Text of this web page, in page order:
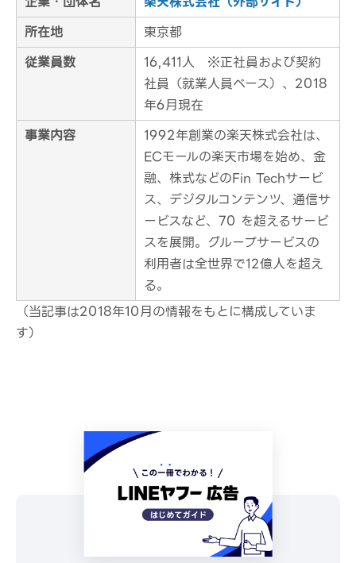
所在地
東京都
従業員数
16,411人 ※正社員および契約
社員（就業人員ベース）、2018
年6月現在
事業内容
1992年創業の楽天株式会社は、
ECモールの楽天市場を始め、金
融、株式などのFin Techサービ
ス、デジタルコンテンツ、通信サ
ービスなど、70 を超えるサービ
スを展開。グループサービスの
利用者は全世界で12億人を超え
る。
（当記事は2018年10月の情報をもとに構成していま
す）